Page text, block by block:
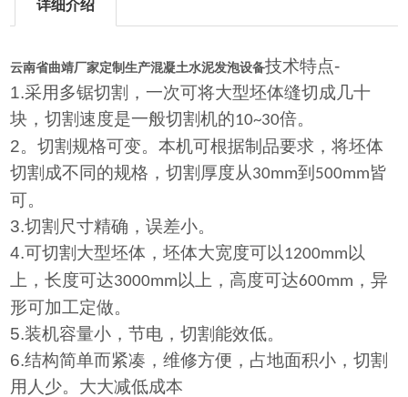
详细介绍
云南省曲靖厂家定制生产混凝土水泥发泡设备技术特点-
1.采用多锯切割，一次可将大型坯体缝切成几十
块，切割速度是一般切割机的10~30倍。
2。切割规格可变。本机可根据制品要求，将坯体
切割成不同的规格，切割厚度从30mm到 500mm皆
可。
3.切割尺寸精确，误差小。
4.可切割大型坯体，坯体大宽度可以 1200mm 以
上，长度可达3000mm 以上，高度可达600mm ，异
形可加工定做。
5.装机容量小，节电，切割能效低。
6.结构简单而紧凑，维修方便，占地面积小，切割
用人少。大大减低成本